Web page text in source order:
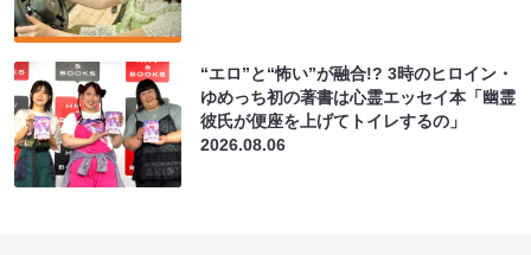
“エロ”と“怖い”が融合!? 3時のヒロイン・
ゆめっち初の著書は心霊エッセイ本「幽霊
彼氏が便座を上げてトイレするの」
2026.08.06